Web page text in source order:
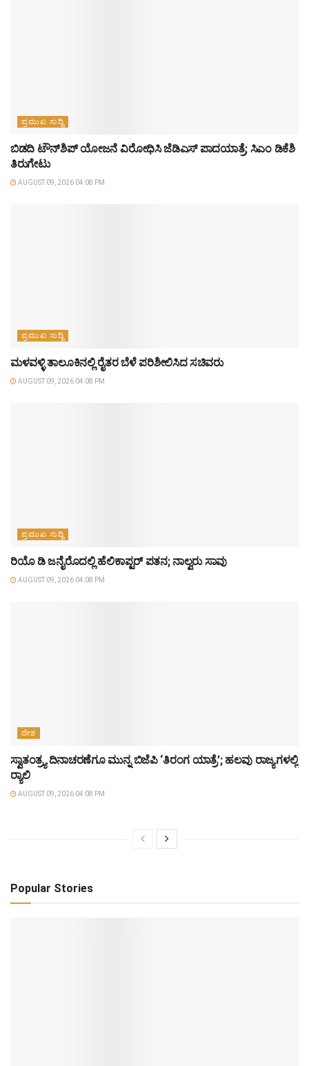
ಪ್ರಮುಖ ಸುದ್ದಿ
ಬಿಡದಿ ಟೌನ್‌ಶಿಪ್ ಯೋಜನೆ ವಿರೋಧಿಸಿ ಜೆಡಿಎಸ್ ಪಾದಯಾತ್ರೆ; ಸಿಎಂ ಡಿಕೆಶಿ
ತಿರುಗೇಟು
AUGUST 09, 2026 04:08 PM
ಪ್ರಮುಖ ಸುದ್ದಿ
ಮಳವಳ್ಳಿ ತಾಲೂಕಿನಲ್ಲಿ ರೈತರ ಬೆಳೆ ಪರಿಶೀಲಿಸಿದ ಸಚಿವರು
AUGUST 09, 2026 04:08 PM
ಪ್ರಮುಖ ಸುದ್ದಿ
ರಿಯೊ ಡಿ ಜನೈರೊದಲ್ಲಿ ಹೆಲಿಕಾಪ್ಟರ್ ಪತನ; ನಾಲ್ವರು ಸಾವು
AUGUST 09, 2026 04:08 PM
ದೇಶ
ಸ್ವಾತಂತ್ರ್ಯ ದಿನಾಚರಣೆಗೂ ಮುನ್ನ ಬಿಜೆಪಿ ‘ತಿರಂಗ ಯಾತ್ರೆ’; ಹಲವು ರಾಜ್ಯಗಳಲ್ಲಿ
ರ‍್ಯಾಲಿ
AUGUST 09, 2026 04:08 PM
Popular Stories